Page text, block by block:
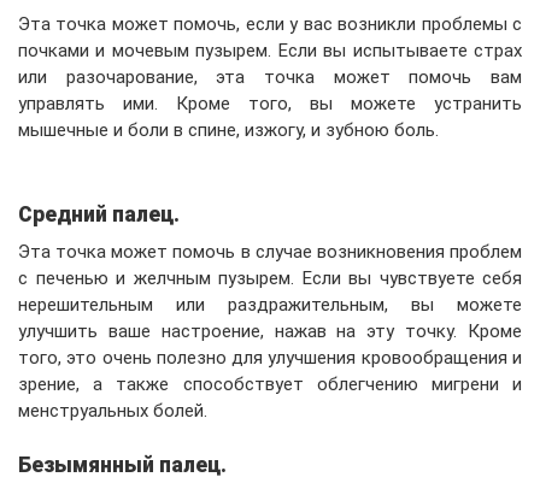
Эта точка может помочь, если у вас возникли проблемы с
почками и мочевым пузырем. Если вы испытываете страх
или разочарование, эта точка может помочь вам
управлять ими. Кроме того, вы можете устранить
мышечные и боли в спине, изжогу, и зубною боль.
Средний палец.
Эта точка может помочь в случае возникновения проблем
с печенью и желчным пузырем. Если вы чувствуете себя
нерешительным или раздражительным, вы можете
улучшить ваше настроение, нажав на эту точку. Кроме
того, это очень полезно для улучшения кровообращения и
зрение, а также способствует облегчению мигрени и
менструальных болей.
Безымянный палец.